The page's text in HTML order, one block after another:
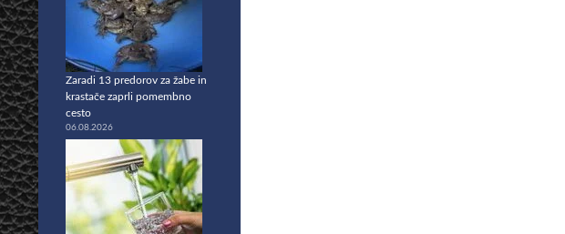
Zaradi 13 predorov za žabe in
krastače zaprli pomembno
cesto
06.08.2026